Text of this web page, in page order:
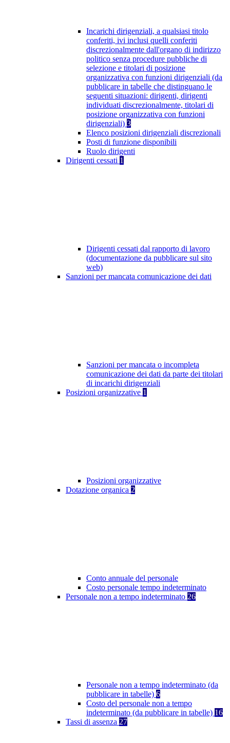
Incarichi dirigenziali, a qualsiasi titolo
conferiti, ivi inclusi quelli conferiti
discrezionalmente dall'organo di indirizzo
politico senza procedure pubbliche di
selezione e titolari di posizione
organizzativa con funzioni dirigenziali (da
pubblicare in tabelle che distinguano le
seguenti situazioni: dirigenti, dirigenti
individuati discrezionalmente, titolari di
posizione organizzativa con funzioni
dirigenziali) 3
Elenco posizioni dirigenziali discrezionali
Posti di funzione disponibili
Ruolo dirigenti
Dirigenti cessati 1
Dirigenti cessati dal rapporto di lavoro
(documentazione da pubblicare sul sito
web)
Sanzioni per mancata comunicazione dei dati
Sanzioni per mancata o incompleta
comunicazione dei dati da parte dei titolari
di incarichi dirigenziali
Posizioni organizzative 1
Posizioni organizzative
Dotazione organica 2
Conto annuale del personale
Costo personale tempo indeterminato
Personale non a tempo indeterminato 26
Personale non a tempo indeterminato (da
pubblicare in tabelle) 6
Costo del personale non a tempo
indeterminato (da pubblicare in tabelle) 16
Tassi di assenza 27